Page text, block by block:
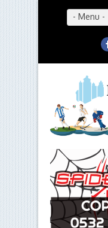
- Menu -
- Menu -